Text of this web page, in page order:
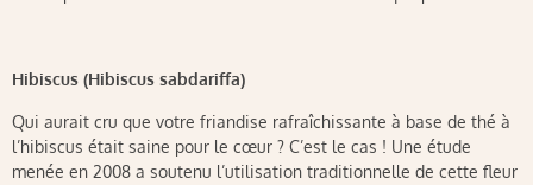
Hibiscus (Hibiscus sabdariffa)
Qui aurait cru que votre friandise rafraîchissante à base de thé à
l’hibiscus était saine pour le cœur ? C’est le cas ! Une étude
menée en 2008 a soutenu l’utilisation traditionnelle de cette fleur